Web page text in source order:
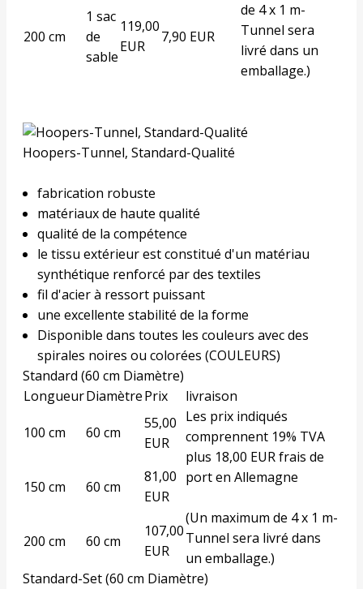
de 4 x 1 m-
Tunnel sera
livré dans un
emballage.)
200 cm
1 sac
de
sable
119,00
EUR
7,90 EUR
Hoopers-Tunnel, Standard-Qualité
fabrication robuste
matériaux de haute qualité
qualité de la compétence
le tissu extérieur est constitué d'un matériau
synthétique renforcé par des textiles
fil d'acier à ressort puissant
une excellente stabilité de la forme
Disponible dans toutes les couleurs avec des
spirales noires ou colorées (COULEURS)
Standard (60 cm Diamètre)
LongueurDiamètrePrix livraison
100 cm 60 cm
55,00
EUR
Les prix indiqués
comprennent 19% TVA
plus 18,00 EUR frais de
port en Allemagne
(Un maximum de 4 x 1 m-
Tunnel sera livré dans
un emballage.)
150 cm 60 cm
81,00
EUR
200 cm 60 cm
107,00
EUR
Standard-Set (60 cm Diamètre)